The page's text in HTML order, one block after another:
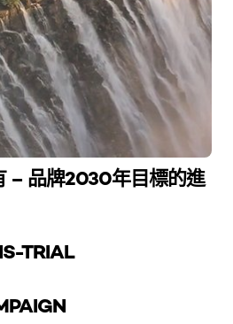
– 品牌2030年目標的進
TRIAL